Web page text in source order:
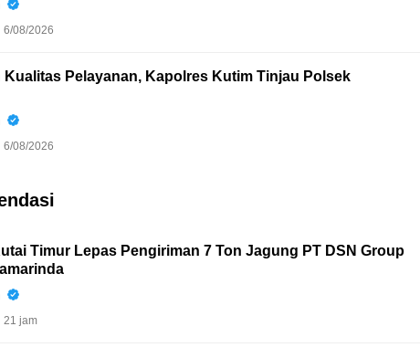
6/08/2026
Pelayanan, Kapolres Kutim Tinjau Polsek
6/08/2026
Timur Lepas Pengiriman 7 Ton Jagung PT DSN Group
21 jam